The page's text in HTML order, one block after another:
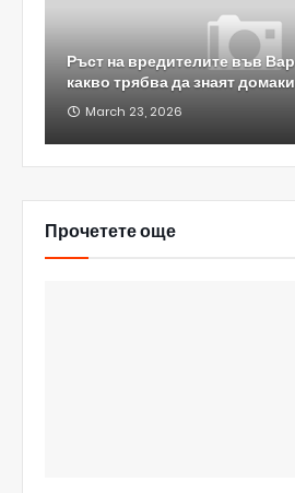
Ръст на вредителите във
какво трябва да знаят
March 23, 2026
Прочетете още